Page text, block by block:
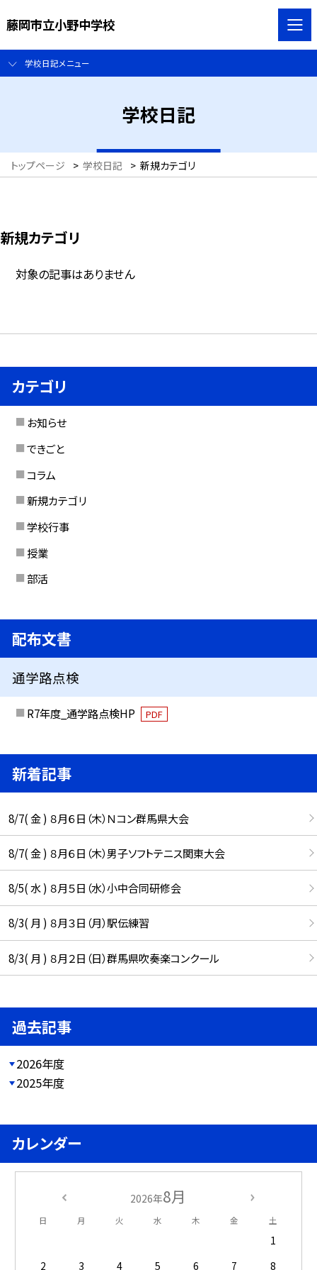
藤岡市立小野中学校
学校日記メニュー
学校日記
トップページ > 学校日記 > 新規カテゴリ
新規カテゴリ
対象の記事はありません
カテゴリ
お知らせ
できごと
コラム
新規カテゴリ
学校行事
授業
部活
配布文書
通学路点検
R7年度_通学路点検HP PDF
新着記事
8/7( 金 ) ８月６日（木）Ｎコン群馬県大会
8/7( 金 ) ８月６日（木）男子ソフトテニス関東大会
8/5( 水 ) ８月５日（水）小中合同研修会
8/3( 月 ) ８月３日（月）駅伝練習
8/3( 月 ) ８月２日（日）群馬県吹奏楽コンクール
過去記事
2026年度
2025年度
カレンダー
2026年8月
日 月 火 水 木 金 土
1
2
3 4 5 6 7
8